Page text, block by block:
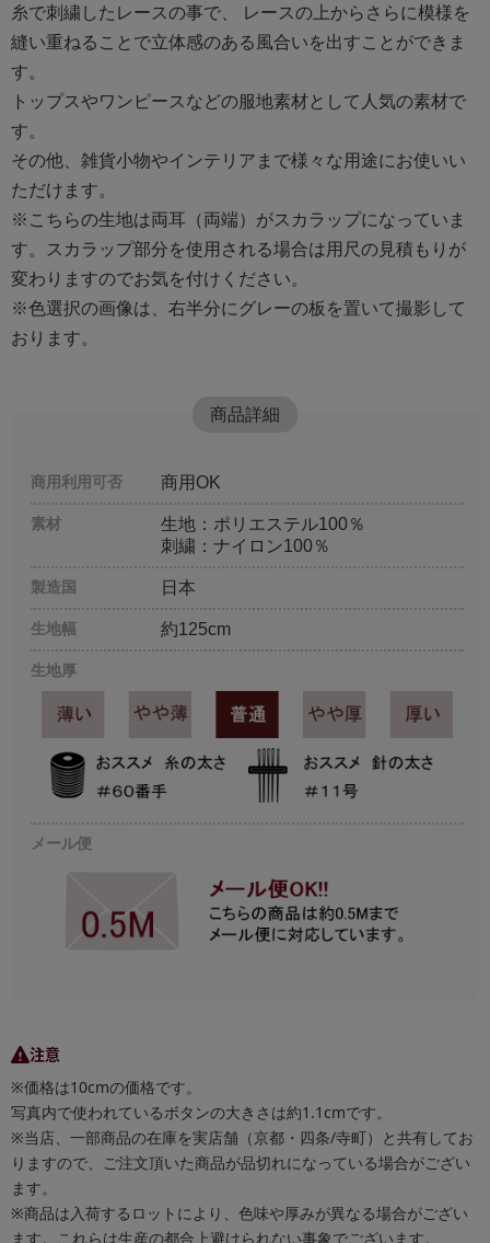
糸で刺繍したレースの事で、 レースの上からさらに模様を
縫い重ねることで立体感のある風合いを出すことができま
す。
トップスやワンピースなどの服地素材として人気の素材で
す。
その他、雑貨小物やインテリアまで様々な用途にお使いい
ただけます。
※こちらの生地は両耳（両端）がスカラップになっていま
す。スカラップ部分を使用される場合は用尺の見積もりが
変わりますのでお気を付けください。
※色選択の画像は、右半分にグレーの板を置いて撮影して
おります。
商品詳細
商用利用可否 商用OK
素材
生地：ポリエステル100％
刺繍：ナイロン100％
製造国 日本
生地幅 約125cm
生地厚
メール便
注意
※価格は10cmの価格です。
写真内で使われているボタンの大きさは約1.1cmです。
※当店、一部商品の在庫を実店舗（京都・四条/寺町）と共有してお
りますので、ご注文頂いた商品が品切れになっている場合がござい
ます。
※商品は入荷するロットにより、色味や厚みが異なる場合がござい
ます。これらは生産の都合上避けられない事象でございます。